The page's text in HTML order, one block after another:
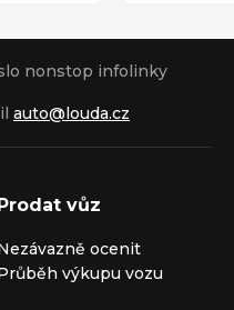
nonstop infolinky
auto@louda.cz
Prodat vůz
ocenit
výkupu vozu